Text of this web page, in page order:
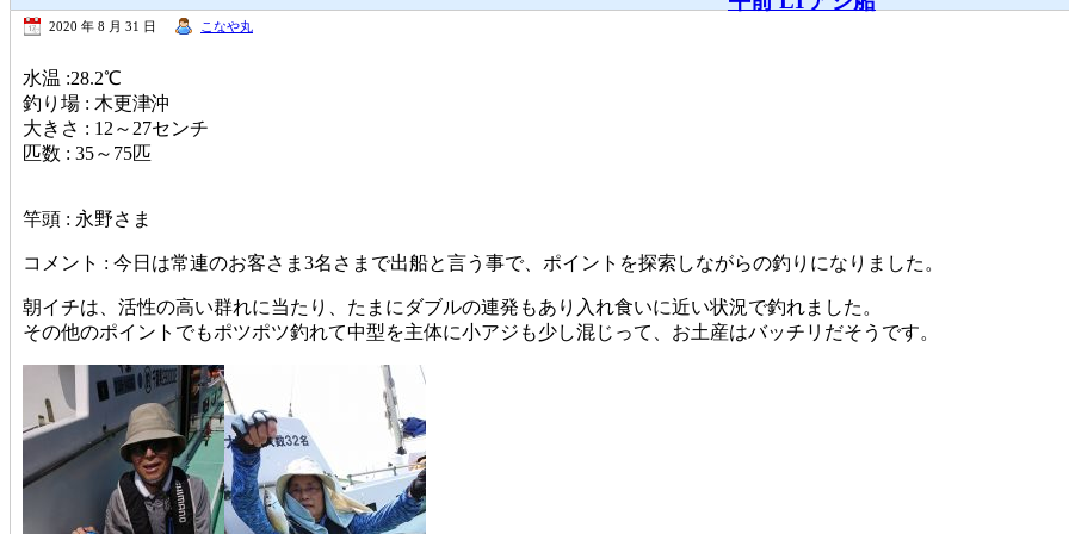
2020 年 8 月 31 日 こなや丸
水温 :28.2℃
釣り場 : 木更津沖
大きさ : 12～27センチ
匹数 : 35～75匹
竿頭 : 永野さま
コメント : 今日は常連のお客さま3名さまで出船と言う事で、ポイントを探索しながらの釣りになりました。
朝イチは、活性の高い群れに当たり、たまにダブルの連発もあり入れ食いに近い状況で釣れました。
その他のポイントでもポツポツ釣れて中型を主体に小アジも少し混じって、お土産はバッチリだそうです。